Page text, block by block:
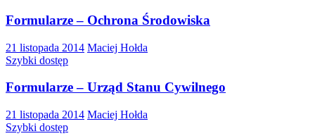
Formularze – Ochrona Środowiska
21 listopada 2014 Maciej Hołda
Szybki dostęp
Formularze – Urząd Stanu Cywilnego
21 listopada 2014 Maciej Hołda
Szybki dostęp